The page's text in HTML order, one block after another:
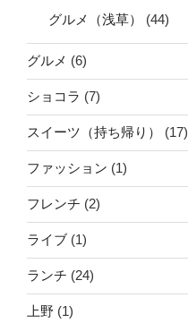
グルメ（浅草）
(44)
グルメ (6)
ショコラ (7)
スイーツ（持ち帰り） (17)
ファッション (1)
フレンチ (2)
ライブ (1)
ランチ (24)
上野 (1)